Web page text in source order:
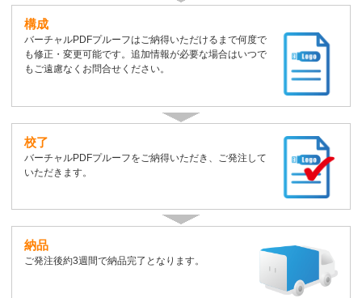
構成
バーチャルPDFプルーフはご納得いただけるまで何度で
も修正・変更可能です。追加情報が必要な場合はいつで
もご遠慮なくお問合せください。
校了
バーチャルPDFプルーフをご納得いただき、ご発注して
いただきます。
納品
ご発注後約3週間で納品完了となります。